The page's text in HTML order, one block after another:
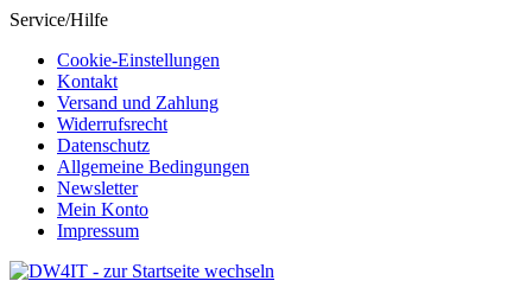
Service/Hilfe
Cookie-Einstellungen
Kontakt
Versand und Zahlung
Widerrufsrecht
Datenschutz
Allgemeine Bedingungen
Newsletter
Mein Konto
Impressum